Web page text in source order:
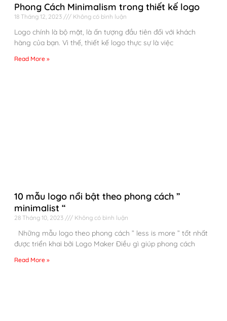
Phong Cách Minimalism trong thiết kế logo
18 Tháng 12, 2023 Không có bình luận
Logo chính là bộ mặt, là ấn tượng đầu tiên đối với khách
hàng của bạn. Vì thế, thiết kế logo thực sự là việc
Read More »
10 mẫu logo nổi bật theo phong cách ”
minimalist “
28 Tháng 10, 2023 Không có bình luận
Những mẫu logo theo phong cách ” less is more ” tốt nhất
được triển khai bởi Logo Maker Điều gì giúp phong cách
Read More »